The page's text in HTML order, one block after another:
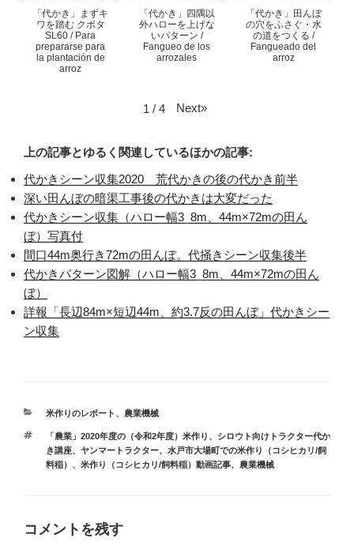
「代かき」まずキ
ワを踏む クボタ
SL60 / Para
prepararse para
la plantación de
arroz
「代かき」四隅以
外ハローを上げな
いパターン /
Fangueo de los
arrozales
「代かき」田んぼ
の穴をふさぐ・水
の道をつくる /
Fangueado del
arroz
1 / 4 Next»
上の記事とゆるく関連しているほかの記事:
代かきシーン収集2020 荒代かきの後の代かき前半
深い田んぼの暗渠工事後の代かきは大変だった
代かきシーン収集（ハロー幅3_8m、44m×72mの田ん
ぼ）写真付
間口44m奥行き72mの田んぼ。代掻きシーン収集後半
代かきパターン図解（ハロー幅3_8m、44m×72mの田ん
ぼ）
詳報「長辺84m×短辺44m、約3.7反の田んぼ」代かきシー
ン収集
カ
リ
ー
米作りのレポート 、 農業機械
タ
グ
「農業」2020年度の（令和2年度）米作り 、
シロウト向けトラクター代か
き講座、 ヤンマートラクター、 水戸市大場町での米作り（コシヒカリ/飼
料稲） 、 米作り（コシヒカリ/飼料稲）動画記事、 農業機械
コメントを残す